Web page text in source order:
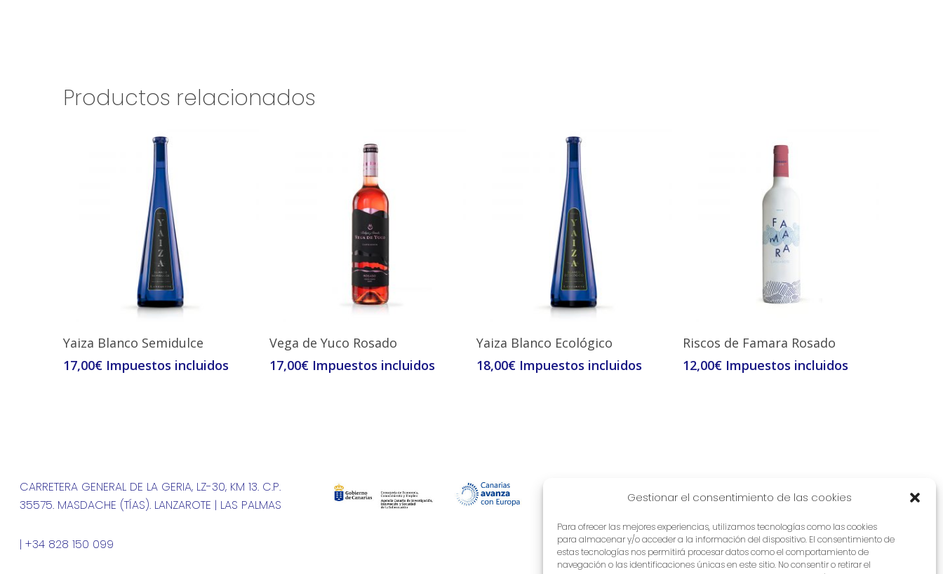
Gestionar el consentimiento de las cookies
Para ofrecer las mejores experiencias, utilizamos tecnologías como las cookies
para almacenar y/o acceder a la información del dispositivo. El consentimiento de
estas tecnologías nos permitirá procesar datos como el comportamiento de
navegación o las identificaciones únicas en este sitio. No consentir o retirar el
Productos relacionados
Leer Más
Yaiza Blanco Semidulce
17,00€
Leer Más
Vega de Yuco Rosado
17,00€
Leer Más
Yaiza Blanco Ecológico
18,00€
Leer Más
Riscos de Famara Rosado
12,00€
CARRETERA GENERAL DE LA GERIA, LZ-30, KM 13. C.P.
35575. MASDACHE (TÍAS). LANZAROTE | LAS PALMAS
| +34 828 150 099